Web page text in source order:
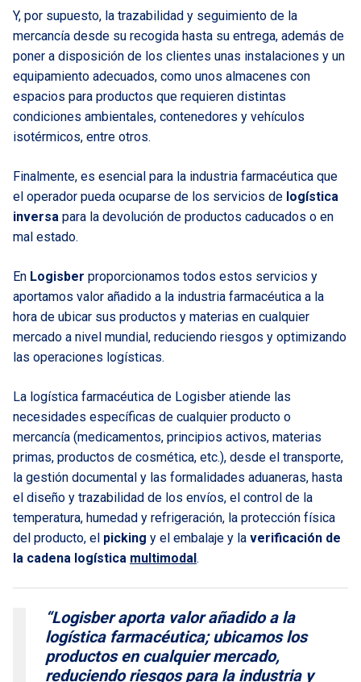
Y, por supuesto, la trazabilidad y seguimiento de la
mercancía desde su recogida hasta su entrega, además de
poner a disposición de los clientes unas instalaciones y un
equipamiento adecuados, como unos almacenes con
espacios para productos que requieren distintas
condiciones ambientales, contenedores y vehículos
isotérmicos, entre otros.
Finalmente, es esencial para la industria farmacéutica que
el operador pueda ocuparse de los servicios de logística
inversa para la devolución de productos caducados o en
mal estado.
En Logisber proporcionamos todos estos servicios y
aportamos valor añadido a la industria farmacéutica a la
hora de ubicar sus productos y materias en cualquier
mercado a nivel mundial, reduciendo riesgos y optimizando
las operaciones logísticas.
La logística farmacéutica de Logisber atiende las
necesidades específicas de cualquier producto o
mercancía (medicamentos, principios activos, materias
primas, productos de cosmética, etc.), desde el transporte,
la gestión documental y las formalidades aduaneras, hasta
el diseño y trazabilidad de los envíos, el control de la
temperatura, humedad y refrigeración, la protección física
del producto, el picking y el embalaje y la verificación de
la cadena logística multimodal.
“Logisber aporta valor añadido a la
logística farmacéutica; ubicamos los
productos en cualquier mercado,
reduciendo riesgos para la industria y